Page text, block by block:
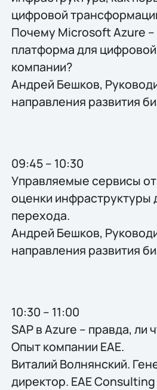
цифровой
Почему Microsoft Azure
платформа для
компании?
Андрей Бешков,
направления развития
09:45 – 10:30
Управляемые сервисы
оценки инфраструктуры
перехода.
Андрей Бешков,
направления развития
10:30 – 11:00
SAP в Azure – правда, ли
Опыт компании EAE.
Виталий Волнянский.
директор. EAE Consulting